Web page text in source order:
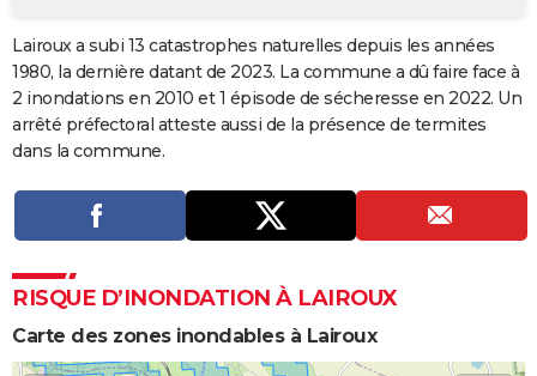
COPAINS D'AVANT
S'inscrire
Se connecter
Lycées
Collèges
Primaires
Universités
Entreprises
Service militaire
Avis de recherche
AVIS DE DÉCÈS
Lairoux a subi 13 catastrophes naturelles depuis les années
1980, la dernière datant de 2023. La commune a dû faire face à
2 inondations en 2010 et 1 épisode de sécheresse en 2022. Un
arrêté préfectoral atteste aussi de la présence de termites
dans la commune.
RISQUE D’INONDATION À LAIROUX
Carte des zones inondables à Lairoux